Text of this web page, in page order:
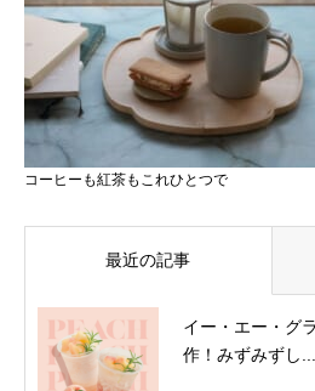
コーヒーも紅茶もこれひとつで
最近の記事
イー・エー・グ
作！みずみずし...